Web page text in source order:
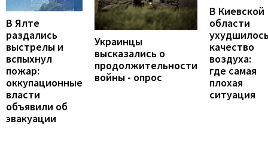
В Ялте
раздались
выстрелы и
вспыхнул
пожар:
оккупационные
власти
объявили об
эвакуации
Украинцы
высказались о
продолжительности
войны - опрос
В Киевской
области
качество
воздуха:
где самая
плохая
ситуация